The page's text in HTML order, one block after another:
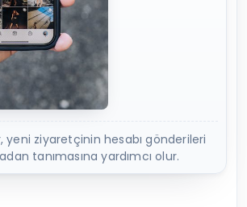
yeni ziyaretçinin hesabı gönderileri
tanımasına yardımcı olur.